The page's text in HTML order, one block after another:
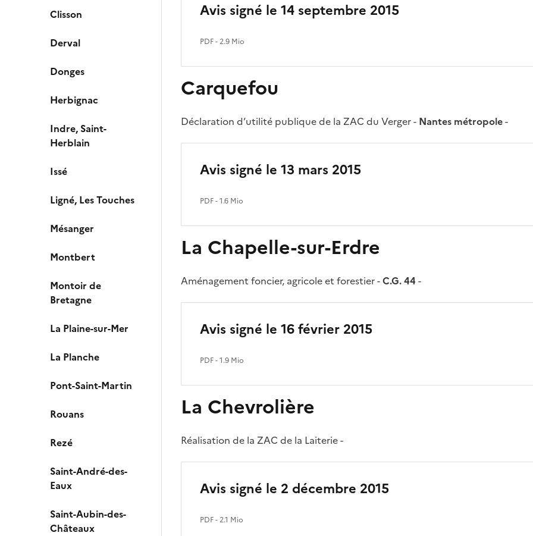
Clisson
Derval
Donges
Herbignac
Indre, Saint-
Herblain
Issé
Ligné, Les Touches
Mésanger
Montbert
Montoir de
Bretagne
La Plaine-sur-Mer
La Planche
Pont-Saint-Martin
Rouans
Rezé
Saint-André-des-
Eaux
Saint-Aubin-des-
Châteaux
Avis signé le 14 septembre 2015
PDF- 2.9 Mio
Carquefou
Déclaration d’utilité publique de la ZAC du Verger - Nantes métropole-
Avis signé le 13 mars 2015
PDF- 1.6 Mio
La Chapelle-sur-Erdre
Aménagement foncier, agricole et forestier -C.G. 44 -
Avis signé le 16 février 2015
PDF- 1.9 Mio
La Chevrolière
Réalisation de la ZAC de la Laiterie -
Avis signé le 2 décembre 2015
PDF- 2.1 Mio